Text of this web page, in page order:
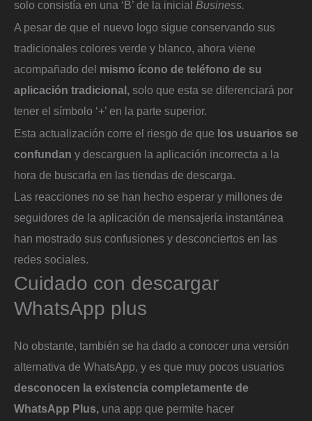
solo consistía en una ‘B’ de la inicial Business.
A pesar de que el nuevo logo sigue conservando sus
tradicionales colores verde y blanco, ahora viene
acompañado del mismo ícono de teléfono de su
aplicación tradicional, solo que esta se diferenciará por
tener el símbolo ‘+’ en la parte superior.
Esta actualización corre el riesgo de que los usuarios se
confundan y descarguen la aplicación incorrecta a la
hora de buscarla en las tiendas de descarga.
Las reacciones no se han hecho esperar y millones de
seguidores de la aplicación de mensajería instantánea
han mostrado sus confusiones y desconciertos en las
redes sociales.
Cuidado con descargar
WhatsApp plus
No obstante, también se ha dado a conocer una versión
alternativa de WhatsApp, y es que muy pocos usuarios
desconocen la existencia completamente de
WhatsApp Plus, una app que permite hacer